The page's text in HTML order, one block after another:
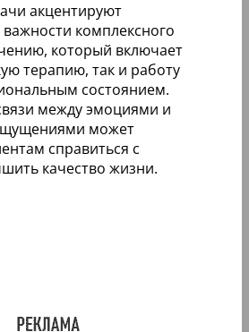
акцентируют
комплексного
который включает
терапию, так и работу
состоянием.
между эмоциями и
может
справиться с
качество жизни.